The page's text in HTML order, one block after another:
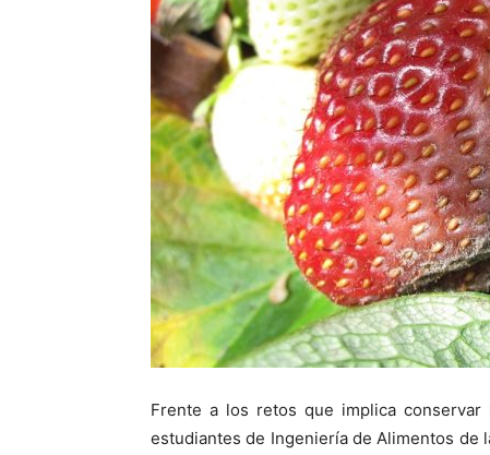
Frente a los retos que implica
estudiantes de Ingeniería de Alimentos de